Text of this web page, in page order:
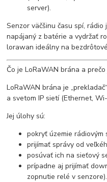
server).
Senzor väčšinu času spí,
napájaný z batérie a vydržať
lorawan ideálny na
Čo je LoRaWAN brána a
LoRaWAN brána je
a svetom IP sietí (Ethernet,
Jej úlohy sú:
pokryť územie rádiovým
prijímať správy od
posúvať ich na sieťový
prípadne aj prijímať
zopnutie relé v senzore).